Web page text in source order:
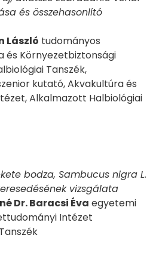
és összehasonlító
László tudományos
és Környezetbiztonsági
Tanszék,
kutató, Akvakultúra és
Alkalmazott Halbiológiai
bodza, Sambucus nigra L.
vizsgálata
Dr. Baracsi Éva egyetemi
Intézet